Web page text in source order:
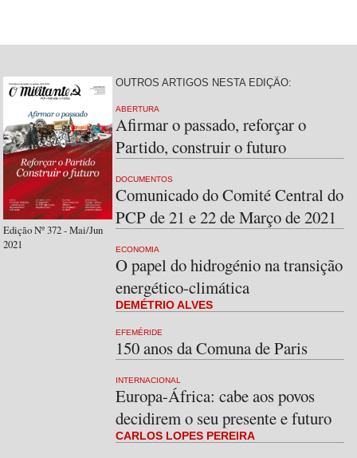
Edição Nº 372 - Mai/Jun
2021
OUTROS ARTIGOS NESTA EDIÇÃO:
ABERTURA
Afirmar o passado, reforçar o
Partido, construir o futuro
DOCUMENTOS
Comunicado do Comité Central do
PCP de 21 e 22 de Março de 2021
ECONOMIA
O papel do hidrogénio na transição
energético-climática
DEMÉTRIO ALVES
EFEMÉRIDE
150 anos da Comuna de Paris
INTERNACIONAL
Europa-África: cabe aos povos
decidirem o seu presente e futuro
CARLOS LOPES PEREIRA